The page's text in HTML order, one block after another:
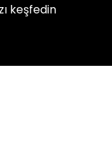
keşfedin